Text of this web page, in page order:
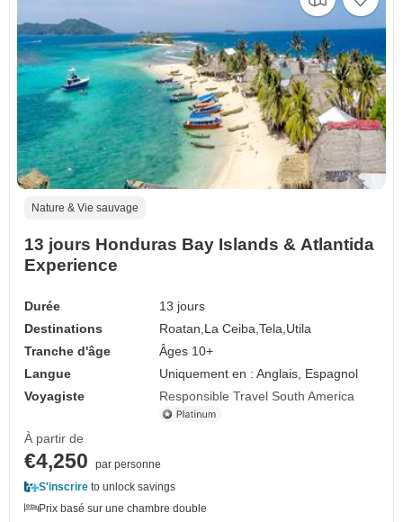
Nature & Vie sauvage
13 jours Honduras Bay Islands & Atlantida
Experience
Durée
13 jours
Destinations
Roatan, La Ceiba,Tela, Utila
Tranche d'âge
Âges 10+
Langue
Uniquement en : Anglais, Espagnol
Voyagiste
Responsible Travel South America
À partir de
€4,250
par personne
S'inscrire to unlock savings
Prix basé sur une chambre double